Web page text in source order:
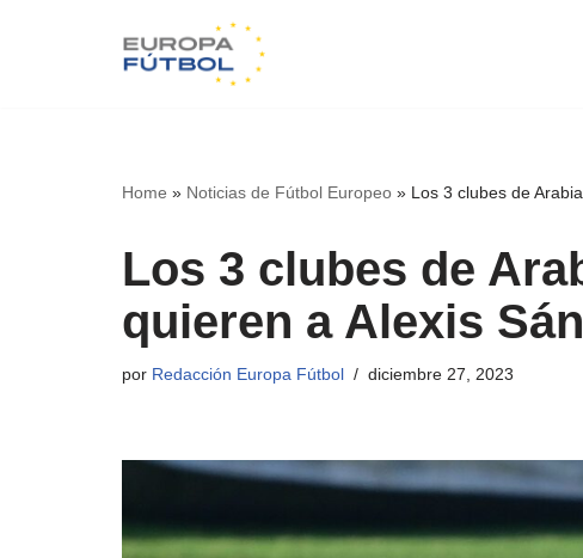
Home » Noticias de Fútbol Europeo » Los 3 clubes de
Los 3 clubes de
quieren a Alexis
por Redacción Europa Fútbol diciembre 27, 2023